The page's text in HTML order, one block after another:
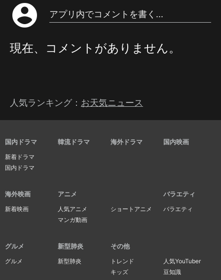
account_circle アプリ内でコメントを書く...
現在、コメントがありません。
人気ランキング： お天気ニュース
国内ドラマ
新着ドラマ
国内ドラマ
韓流ドラマ 海外ドラマ 国内映画
海外映画
新着映画
アニメ
人気アニメ
ショートアニメ
マンガ動画
バラエティ
バラエティ
グルメ
グルメ
新型肺炎
新型肺炎
その他
トレンド
人気YouTuber
キッズ
豆知識